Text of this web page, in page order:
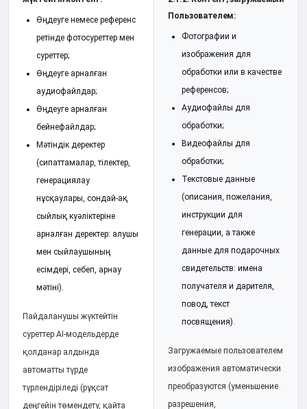
Өңдеуге немесе референс
ретінде фотосуреттер мен
суреттер;
Өңдеуге арналған
аудиофайлдар;
Өңдеуге арналған
бейнефайлдар;
Мәтіндік деректер
(сипаттамалар, тілектер,
генерациялау
нұсқаулары, сондай-ақ
сыйлық куәліктеріне
арналған деректер: алушы
мен сыйлаушының
есімдері, себеп, арнау
мәтіні).
Пайдаланушы жүктейтін
суреттер AI-модельдерде
қолданар алдында
автоматты түрде
түрлендіріледі (рұқсат
деңгейін төмендету, қайта
Пользователем:
Фотографии и
изображения для
обработки или в качестве
референсов;
Аудиофайлы для
обработки;
Видеофайлы для
обработки;
Текстовые данные
(описания, пожелания,
инструкции для
генерации, а также
данные для подарочных
свидетельств: имена
получателя и дарителя,
повод, текст
посвящения).
Загружаемые пользователем
изображения автоматически
преобразуются (уменьшение
разрешения,